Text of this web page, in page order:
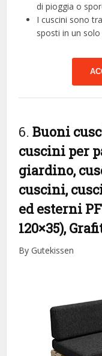
di pioggia o
I cuscini sono
sposti in un
6.Buoni
cuscini per
giardino,
cuscini,
ed esterni
120×35),
By Gutekissen